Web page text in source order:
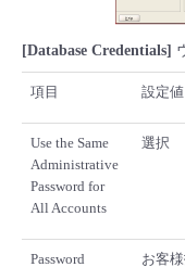
[Database Credentials]
項目 設定値
Use the Same
Administrative
Password for
All Accounts
選択
Password お客